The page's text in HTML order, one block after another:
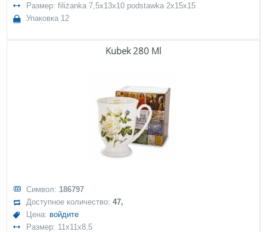
Размер: filiżanka 7,5x13x10 podstawka 2x15x15
Упаковка 12
Kubek 280 Ml
Символ: 186797
Доступное количество:47,
Цена: войдите
Размер: 11x11x8,5